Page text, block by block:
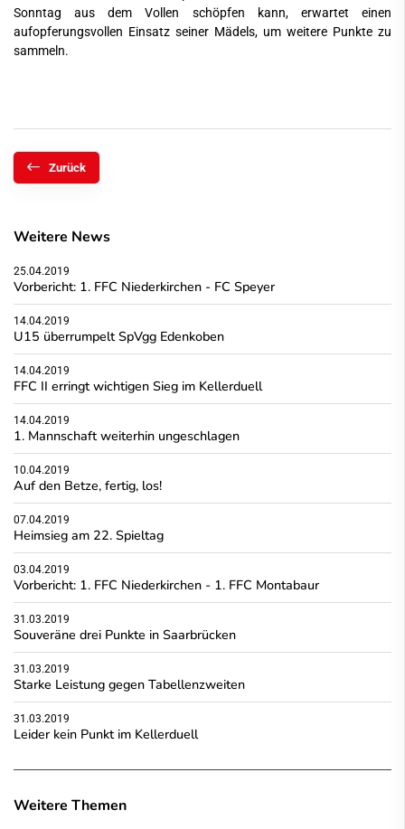
Sonntag aus dem Vollen schöpfen kann, erwartet einen
aufopferungsvollen Einsatz seiner Mädels, um weitere Punkte zu
sammeln.
Zurück
Weitere News
25.04.2019
Vorbericht: 1. FFC Niederkirchen - FC Speyer
14.04.2019
U15 überrumpelt SpVgg Edenkoben
14.04.2019
FFC II erringt wichtigen Sieg im Kellerduell
14.04.2019
1. Mannschaft weiterhin ungeschlagen
10.04.2019
Auf den Betze, fertig, los!
07.04.2019
Heimsieg am 22. Spieltag
03.04.2019
Vorbericht: 1. FFC Niederkirchen - 1. FFC Montabaur
31.03.2019
Souveräne drei Punkte in Saarbrücken
31.03.2019
Starke Leistung gegen Tabellenzweiten
31.03.2019
Leider kein Punkt im Kellerduell
Weitere Themen